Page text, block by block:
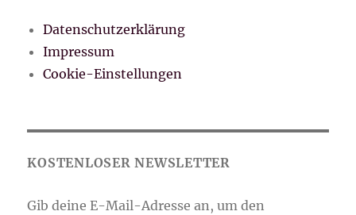
Datenschutzerklärung
Impressum
Cookie-Einstellungen